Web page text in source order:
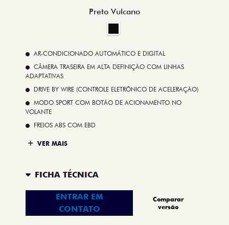
Preto Vulcano
AR-CONDICIONADO AUTOMÁTICO E DIGITAL
CÂMERA TRASEIRA EM ALTA DEFINIÇÃO COM LINHAS
ADAPTATIVAS
DRIVE BY WIRE (CONTROLE ELETRÔNICO DE ACELERAÇÃO)
MODO SPORT COM BOTÃO DE ACIONAMENTO NO
VOLANTE
FREIOS ABS COM EBD
VER MAIS
FICHA TÉCNICA
ENTRAR EM
CONTATO
Comparar
versão